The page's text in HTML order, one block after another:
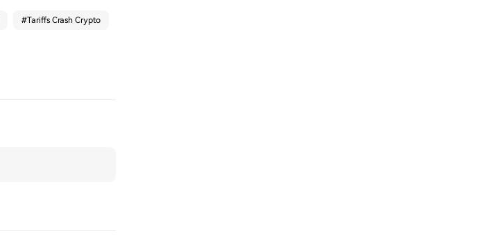
#Tariffs Crash Crypto